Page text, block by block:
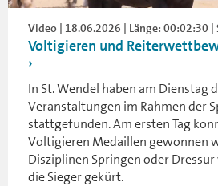
Video | 18.06.2026 | Länge: 00:02:30 |
Voltigieren und
In St. Wendel haben am Dienstag
Veranstaltungen im Rahmen der
stattgefunden. Am ersten Tag
Voltigieren Medaillen gewonnen
Disziplinen Springen oder
die Sieger gekürt.